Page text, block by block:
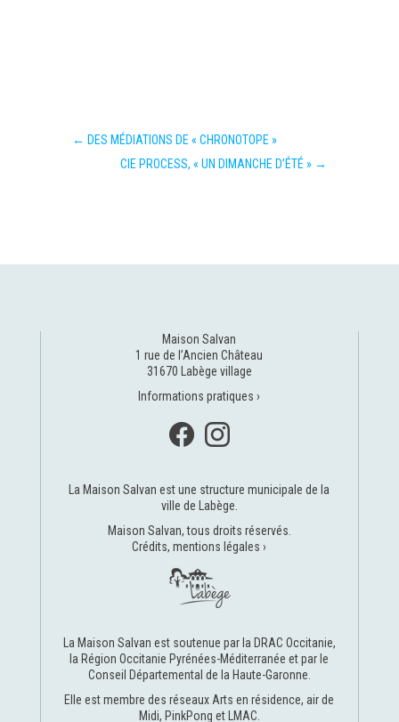
← DES MÉDIATIONS DE « CHRONOTOPE »
CIE PROCESS, « UN DIMANCHE D’ÉTÉ » →
Maison Salvan
1 rue de l’Ancien Château
31670 Labège village
Informations pratiques ›
La Maison Salvan est une structure municipale de la
ville de Labège
Maison Salvan, tous droits réservés.
Crédits, mentions légales ›
La Maison Salvan est soutenue par la DRAC Occitanie,
la Région Occitanie Pyrénées-Méditerranée et par le
Conseil Départemental de la Haute-Garonne
Elle est membre des réseaux Arts en résidence,air de
Midi, PinkPong et LMAC